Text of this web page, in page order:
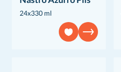
24x330 ml